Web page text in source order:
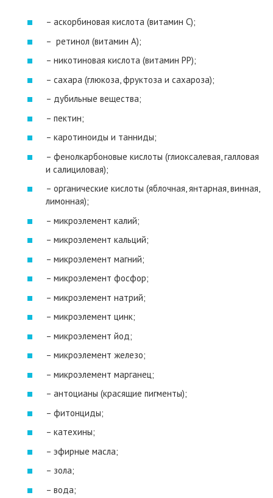
– аскорбиновая кислота (витамин С);
– ретинол (витамин А);
– никотиновая кислота (витамин РР);
– сахара (глюкоза, фруктоза и сахароза);
– дубильные вещества;
– пектин;
– каротиноиды и танниды;
– фенолкарбоновые кислоты (глиоксалевая, галловая
и салициловая);
– органические кислоты (яблочная, янтарная, винная,
лимонная);
– микроэлемент калий;
– микроэлемент кальций;
– микроэлемент магний;
– микроэлемент фосфор;
– микроэлемент натрий;
– микроэлемент цинк;
– микроэлемент йод;
– микроэлемент железо;
– микроэлемент марганец;
– антоцианы (красящие пигменты);
– фитонциды;
– катехины;
– эфирные масла;
– зола;
– вода;